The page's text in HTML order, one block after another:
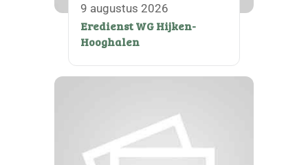
9 augustus 2026
Eredienst WG Hijken-
Hooghalen